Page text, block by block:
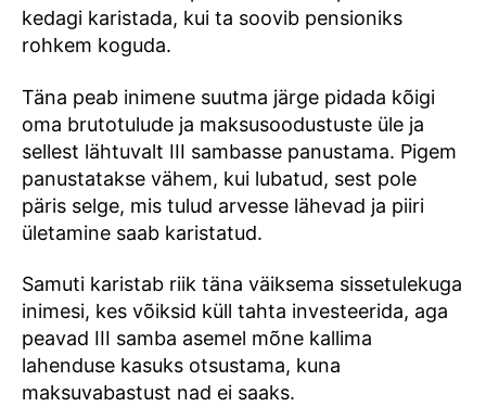
kedagi karistada, kui ta soovib pensioniks
rohkem koguda.
Täna peab inimene suutma järge pidada kõigi
oma brutotulude ja maksusoodustuste üle ja
sellest lähtuvalt III sambasse panustama. Pigem
panustatakse vähem, kui lubatud, sest pole
päris selge, mis tulud arvesse lähevad ja piiri
ületamine saab karistatud.
Samuti karistab riik täna väiksema sissetulekuga
inimesi, kes võiksid küll tahta investeerida, aga
peavad III samba asemel mõne kallima
lahenduse kasuks otsustama, kuna
maksuvabastust nad ei saaks.